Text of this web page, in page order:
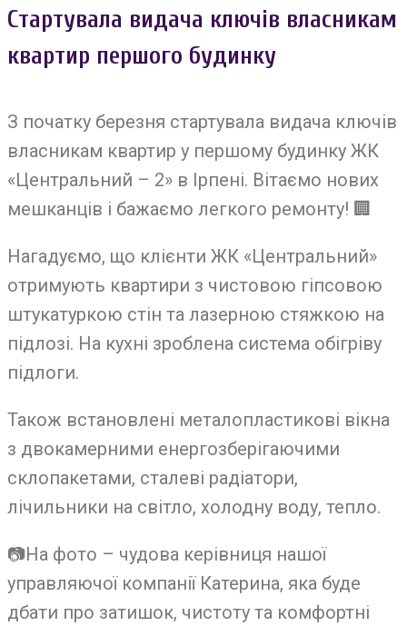
Стартувала видача ключів власникам
квартир першого будинку
З початку березня стартувала видача ключів
власникам квартир у першому будинку ЖК
«Центральний – 2» в Ірпені. Вітаємо нових
мешканців і бажаємо легкого ремонту! 🏢
Нагадуємо, що клієнти ЖК «Центральний»
отримують квартири з чистовою гіпсовою
штукатуркою стін та лазерною стяжкою на
підлозі. На кухні зроблена система обігріву
підлоги.
Також встановлені металопластикові вікна
з двокамерними енергозберігаючими
склопакетами, сталеві радіатори,
лічильники на світло, холодну воду, тепло.
📷На фото – чудова керівниця нашої
управляючої компанії Катерина, яка буде
дбати про затишок, чистоту та комфортні